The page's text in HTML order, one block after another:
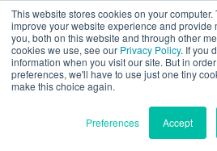
This website stores cookies on your
improve your website experience and provide
you, both on this website and through other
cookies we use, see our Privacy Policy. If you
information when you visit our site. But in
preferences, we'll have to use just one tiny
make this choice again.
Preferences Accept